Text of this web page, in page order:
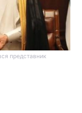
представник